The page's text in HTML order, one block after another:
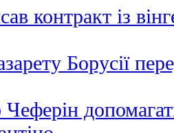
контракт із
Борусії
Чеферін